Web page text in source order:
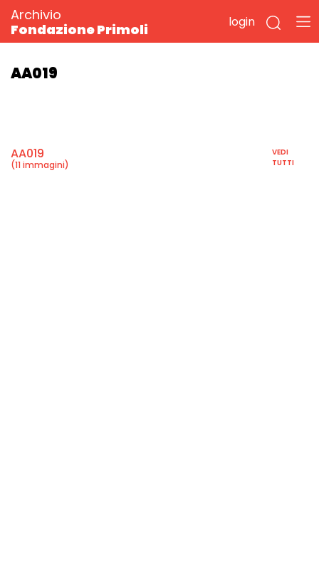
Archivio
Fondazione Primoli
login
AA019
AA019
(11 immagini)
VEDI
TUTTI